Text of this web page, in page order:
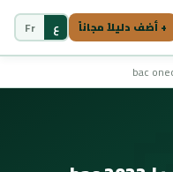
+ أضف دليلاً مجاناً ع Fr